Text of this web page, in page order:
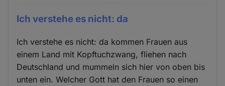
Ich verstehe es nicht: da
Ich verstehe es nicht: da kommen Frauen aus
einem Land mit Kopftuchzwang, fliehen nach
Deutschland und mummeln sich hier von oben bis
unten ein. Welcher Gott hat den Frauen so einen